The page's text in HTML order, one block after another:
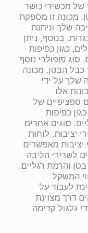
של מכשירי כושר
מכונה זו מספקת
שלך וניתנת
בנוסף, ניתן
כגון כפיפות
סוג פופולרי נוסף
כבל הבטן. מכונה
שלך על ידי
אלו
ספציפיים של
כפיפות
סוגים אחרים
יציבות, לוחות
יציבות מאפשרים
לשרירי הליבה
והרמת רגליים.
המשקל
לעבוד על
דרך מצוינת
גלגול קדימה